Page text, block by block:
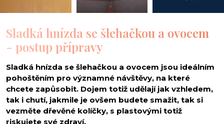
Sladká hnízda se šlehačkou a ovocem
- postup přípravy
Sladká hnízda se šlehačkou a ovocem jsou ideálním
pohoštěním pro významné návštěvy, na které
chcete zapůsobit. Dojem totiž udělají jak vzhledem,
tak i chutí, jakmile je ovšem budete smažit, tak si
vezměte dřevěné kolíčky, s plastovými totiž
riskujete své zdraví.